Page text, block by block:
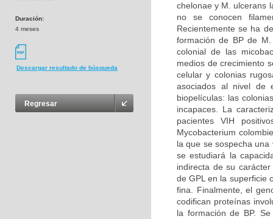
Duración:
4 meses
Descargar resultado de búsqueda
Regresar
chelonae y M. ulcerans
no se conocen
Recientemente se ha
formación de BP de
colonial de las
medios de crecimiento
celular y colonias
asociados al nivel de
biopelículas: las
incapaces. La
pacientes VIH
Mycobacterium
la que se sospecha
se estudiará la
indirecta de su
de GPL en la superficie
fina. Finalmente, el
codifican proteínas
la formación de BP.